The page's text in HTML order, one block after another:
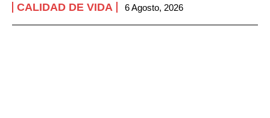
CALIDAD DE VIDA 6 Agosto, 2026